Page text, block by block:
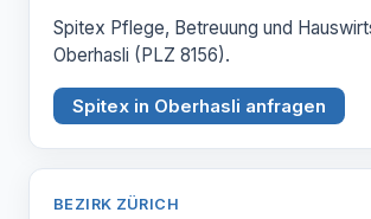
Spitex Pflege, Betreuung und
Oberhasli (PLZ 8156).
Spitex in Oberhasli anfragen
BEZIRK ZÜRICH